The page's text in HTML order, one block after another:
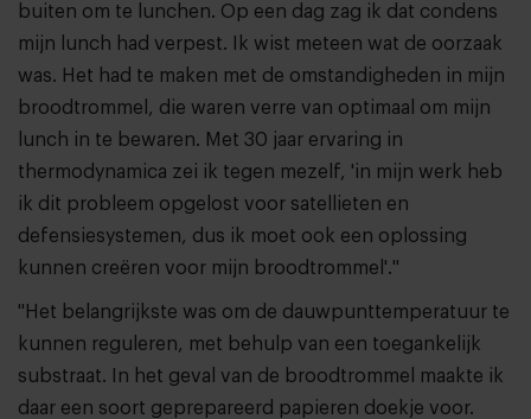
buiten om te lunchen. Op een dag zag ik dat condens
mijn lunch had verpest. Ik wist meteen wat de oorzaak
was. Het had te maken met de omstandigheden in mijn
broodtrommel, die waren verre van optimaal om mijn
lunch in te bewaren. Met 30 jaar ervaring in
thermodynamica zei ik tegen mezelf, 'in mijn werk heb
ik dit probleem opgelost voor satellieten en
defensiesystemen, dus ik moet ook een oplossing
kunnen creëren voor mijn broodtrommel'."
"Het belangrijkste was om de dauwpunttemperatuur te
kunnen reguleren, met behulp van een toegankelijk
substraat. In het geval van de broodtrommel maakte ik
daar een soort geprepareerd papieren doekje voor.